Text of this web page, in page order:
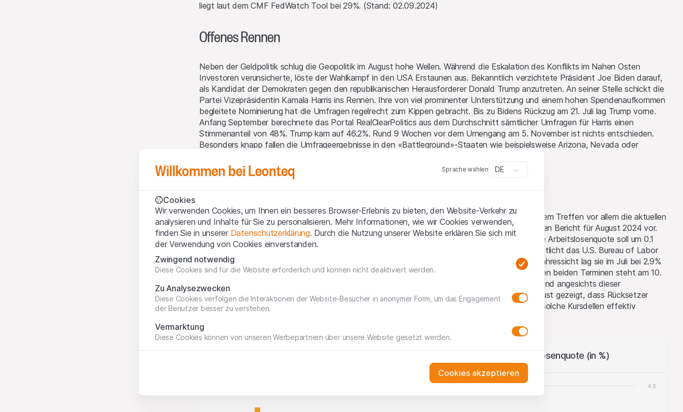
liegt laut dem CMF FedWatch Tool bei 29%. (Stand: 02.09.2024)
Offenes Rennen
Neben der Geldpolitik schlug die Geopolitik im August hohe Wellen. Während die Eskalation des Konflikts im Nahen Osten
Investoren verunsicherte, löste der Wahlkampf in den USA Erstaunen aus. Bekanntlich verzichtete Präsident Joe Biden darauf,
als Kandidat der Demokraten gegen den republikanischen Herausforderer Donald Trump anzutreten. An seiner Stelle schickt die
Partei Vizepräsidentin Kamala Harris ins Rennen. Ihre von viel prominenter Unterstützung und einem hohen Spendenaufkommen
begleitete Nominierung hat die Umfragen regelrecht zum Kippen gebracht. Bis zu Bidens Rückzug am 21. Juli lag Trump vorne.
Anfang September berechnete das Portal RealClearPolitics aus dem Durchschnitt sämtlicher Umfragen für Harris einen
Stimmenanteil von 48%. Trump kam auf 46.2%. Rund 9 Wochen vor dem Urnengang am 5. November ist nichts entschieden.
Besonders knapp fallen die Umfrageergebnisse in den «Battleground»-Staaten wie beispielsweise Arizona, Nevada oder
In beiden Themenfeldern ist weiterhin für Spannung gesorgt. Die US-Notenbank dürfte vor ihrem Treffen vor allem die aktuellen
Zahlen vom Arbeitsmarkt genau unter die Lupe nehmen. Am 5. September legt die Regierung den Bericht für August 2024 vor.
Laut Reuters rechnet der Konsens ausserhalb der Landwirtschaft mit 165'000 neuen Jobs. Die Arbeitslosenquote soll um 0.1
Prozentpunkte auf 4.2% geschrumpft sein. Genau eine Woche vor dem Zinsentscheid veröffentlicht das U.S. Bureau of Labor
Statistics die Inflationsdaten für den vergangenen Monat. Ein Rückgang der Teuerung – auf Jahressicht lag sie im Juli bei 2.9%
– in Richtung des vom Fed angepeilten 2%-Niveaus wäre für die Börsen positiv. Zwischen diesen beiden Terminen steht am 10.
September das erste TV-Duell zwischen Kamala Harris und Donald Trump an. An den Börsen sind angesichts dieser
Gemengelage durchaus neue Turbulenzen möglich. Doch hat die v-förmige Entwicklung im August gezeigt, dass Rücksetzer
Einstiegschancen bieten können. Natürlich braucht es Mut und vor allem ein gutes Timing, um solche Kursdellen effektiv
USA: Monatlicher Stellenaufbau (in Tsd., ausserhalb der Landwirtschaft), Arbeitslosenquote (in %)
4.8
Willkommen bei Leonteq Sprache wählen DE
Cookies
Wir verwenden Cookies, um Ihnen ein besseres Browser-Erlebnis zu bieten, den Website-Verkehr zu
analysieren und Inhalte für Sie zu personalisieren. Mehr Informationen, wie wir Cookies verwenden,
finden Sie in unserer Datenschutzerklärung. Durch die Nutzung unserer Website erklären Sie sich mit
der Verwendung von Cookies einverstanden.
Zwingend notwendig
Diese Cookies sind für die Website erforderlich und können nicht deaktiviert werden.
Zu Analysezwecken
Diese Cookies verfolgen die Interaktionen der Website-Besucher in anonymer Form, um das Engagement
der Benutzer besser zu verstehen.
Vermarktung
Diese Cookies können von unseren Werbepartnern über unsere Website gesetzt werden.
Cookies akzeptieren